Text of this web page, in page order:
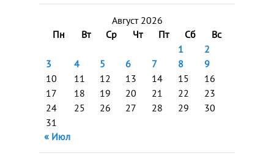
Август 2026
Пн
Вт Ср Чт Пт Сб
Вс
1
2
3
4 5 6 7 8
9
10
11 12 13 14 15
16
17
18 19 20 21 22
23
24
25 26 27 28 29
30
31
« Июл